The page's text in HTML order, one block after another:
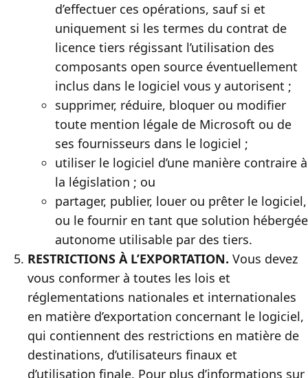
d’effectuer ces opérations, sauf si et
uniquement si les termes du contrat de
licence tiers régissant l’utilisation des
composants open source éventuellement
inclus dans le logiciel vous y autorisent ;
supprimer, réduire, bloquer ou modifier
toute mention légale de Microsoft ou de
ses fournisseurs dans le logiciel ;
utiliser le logiciel d’une manière contraire à
la législation ; ou
partager, publier, louer ou prêter le logiciel,
ou le fournir en tant que solution hébergée
autonome utilisable par des tiers.
RESTRICTIONS À L’EXPORTATION. Vous devez
vous conformer à toutes les lois et
réglementations nationales et internationales
en matière d’exportation concernant le logiciel,
qui contiennent des restrictions en matière de
destinations, d’utilisateurs finaux et
d’utilisation finale. Pour plus d’informations sur